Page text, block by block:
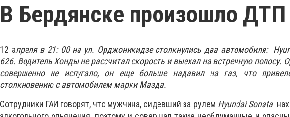
В Бердянске произошло ДТП
12 апреля в 21: 00 на ул. Орджоникидзе столкнулись два автомобиля:
626. Водитель Хонды не рассчитал скорость и выехал на встречную полосу.
совершенно не испугало, он еще больше надавил на газ, что
столкновению с автомобилем марки Мазда.
Сотрудники ГАИ говорят, что мужчина, сидевший за рулем Нyundai Sonata